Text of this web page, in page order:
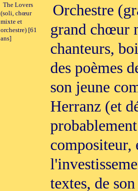
The Lovers
(soli, chœur
mixte et
orchestre) [61
ans]
Orchestre
grand chœur
chanteurs,
des poèmes
son jeune
Herranz (et
compositeur,
textes, de